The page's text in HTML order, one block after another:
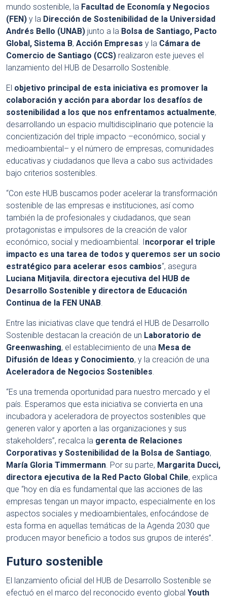
mundo sostenible, la Facultad de Economía y Negocios
(FEN) y la Dirección de Sostenibilidad de la Universidad
Andrés Bello (UNAB) junto a la Bolsa de Santiago, Pacto
Global, Sistema B, Acción Empresas y la Cámara de
Comercio de Santiago (CCS) realizaron este jueves el
lanzamiento del HUB de Desarrollo Sostenible.
El objetivo principal de esta iniciativa es promover la
colaboración y acción para abordar los desafíos de
sostenibilidad a los que nos enfrentamos actualmente,
desarrollando un espacio multidisciplinario que potencie la
concientización del triple impacto –económico, social y
medioambiental– y el número de empresas, comunidades
educativas y ciudadanos que lleva a cabo sus actividades
bajo criterios sostenibles.
“Con este HUB buscamos poder acelerar la transformación
sostenible de las empresas e instituciones, así como
también la de profesionales y ciudadanos, que sean
protagonistas e impulsores de la creación de valor
económico, social y medioambiental. Incorporar el triple
impacto es una tarea de todos y queremos ser un socio
estratégico para acelerar esos cambios“, asegura
Luciana Mitjavila, directora ejecutiva del HUB de
Desarrollo Sostenible y directora de Educación
Continua de la FEN UNAB
Entre las iniciativas clave que tendrá el HUB de Desarrollo
Sostenible destacan la creación de un Laboratorio de
Greenwashing, el establecimiento de una Mesa de
Difusión de Ideas y Conocimiento, y la creación de una
Aceleradora de Negocios Sostenibles
“Es una tremenda oportunidad para nuestro mercado y el
país. Esperamos que esta iniciativa se convierta en una
incubadora y aceleradora de proyectos sostenibles que
generen valor y aporten a las organizaciones y sus
stakeholders”, recalca la gerenta de Relaciones
Corporativas y Sostenibilidad de la Bolsa de Santiago,
María Gloria Timmermann . Por su parte, Margarita Ducci,
directora ejecutiva de la Red Pacto Global Chile, explica
que “hoy en día es fundamental que las acciones de las
empresas tengan un mayor impacto, especialmente en los
aspectos sociales y medioambientales, enfocándose de
esta forma en aquellas temáticas de la Agenda 2030 que
producen mayor beneficio a todos sus grupos de interés”.
Futuro sostenible
El lanzamiento oficial del HUB de Desarrollo Sostenible se
efectuó en el marco del reconocido evento global Youth